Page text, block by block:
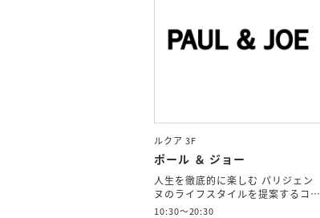
ルクア 3F
ポール ＆ ジョー
人生を徹底的に楽しむ パリジェン
ヌのライフスタイルを提案するコ…
10:30～20:30